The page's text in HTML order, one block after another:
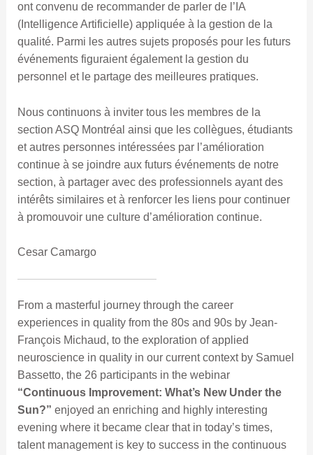
ont convenu de recommander de parler de l’IA
(Intelligence Artificielle) appliquée à la gestion de la
qualité. Parmi les autres sujets proposés pour les futurs
événements figuraient également la gestion du
personnel et le partage des meilleures pratiques.
Nous continuons à inviter tous les membres de la
section ASQ Montréal ainsi que les collègues, étudiants
et autres personnes intéressées par l’amélioration
continue à se joindre aux futurs événements de notre
section, à partager avec des professionnels ayant des
intérêts similaires et à renforcer les liens pour continuer
à promouvoir une culture d’amélioration continue.
Cesar Camargo
From a masterful journey through the career
experiences in quality from the 80s and 90s by Jean-
François Michaud, to the exploration of applied
neuroscience in quality in our current context by Samuel
Bassetto, the 26 participants in the webinar
“Continuous Improvement: What’s New Under the
Sun?” enjoyed an enriching and highly interesting
evening where it became clear that in today’s times,
talent management is key to success in the continuous